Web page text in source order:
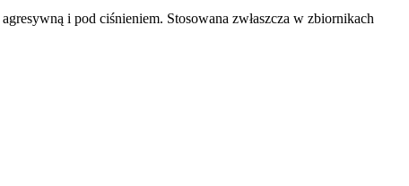
i pod ciśnieniem. Stosowana zwłaszcza w zbiornikach